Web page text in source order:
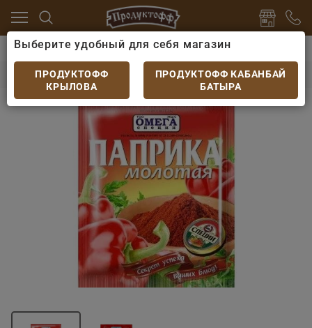
Специи, приправы, дрожжи
Паприка
Паприка молотая 15гр Омега
Выберите удобный для себя магазин
ПРОДУКТОФФ
КРЫЛОВА
ПРОДУКТОФФ КАБАНБАЙ
БАТЫРА